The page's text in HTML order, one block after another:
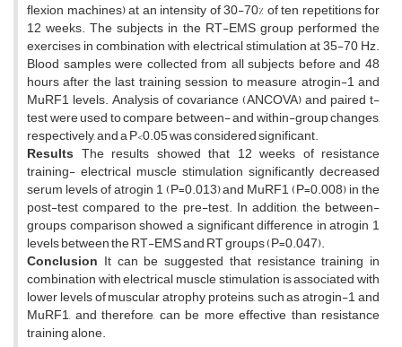
flexion machines) at an intensity of 30-70% of ten repetitions for
12 weeks. The subjects in the RT-EMS group performed the
exercises in combination with electrical stimulation at 35-70 Hz.
Blood samples were collected from all subjects before and 48
hours after the last training session to measure atrogin-1 and
MuRF1 levels. Analysis of covariance (ANCOVA) and paired t-
test were used to compare between- and within-group changes,
respectively, and a P<0.05 was considered significant.
Results The results showed that 12 weeks of resistance
training- electrical muscle stimulation significantly decreased
serum levels of atrogin 1 (P=0.013) and MuRF1 (P=0.008) in the
post-test compared to the pre-test. In addition, the between-
groups comparison showed a significant difference in atrogin 1
levels between the RT-EMS and RT groups (P=0.047).
Conclusion It can be suggested that resistance training in
combination with electrical muscle stimulation is associated with
lower levels of muscular atrophy proteins, such as atrogin-1 and
MuRF1, and therefore, can be more effective than resistance
training alone.